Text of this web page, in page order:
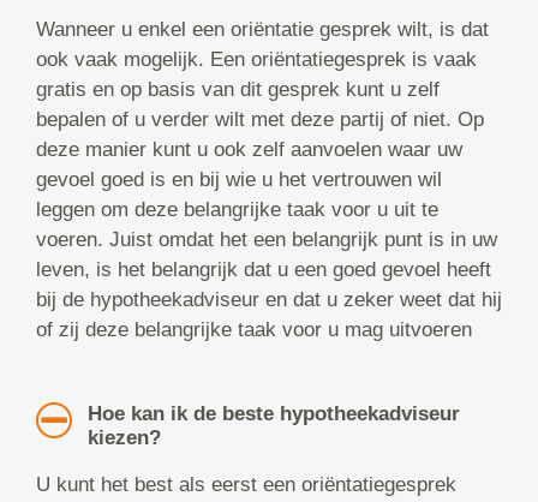
Wanneer u enkel een oriëntatie gesprek wilt, is dat
ook vaak mogelijk. Een oriëntatiegesprek is vaak
gratis en op basis van dit gesprek kunt u zelf
bepalen of u verder wilt met deze partij of niet. Op
deze manier kunt u ook zelf aanvoelen waar uw
gevoel goed is en bij wie u het vertrouwen wil
leggen om deze belangrijke taak voor u uit te
voeren. Juist omdat het een belangrijk punt is in uw
leven, is het belangrijk dat u een goed gevoel heeft
bij de hypotheekadviseur en dat u zeker weet dat hij
of zij deze belangrijke taak voor u mag uitvoeren
Hoe kan ik de beste hypotheekadviseur
kiezen?
U kunt het best als eerst een oriëntatiegesprek